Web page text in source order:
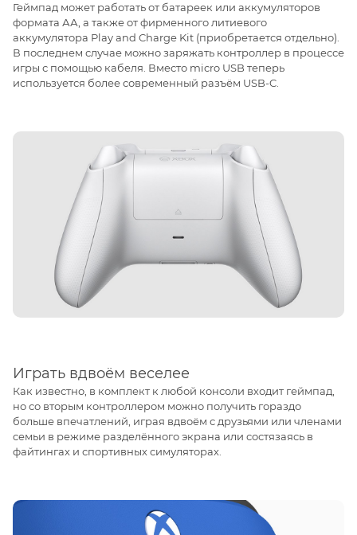
Геймпад может работать от батареек или аккумуляторов
формата АА, а также от фирменного литиевого
аккумулятора Play and Charge Kit (приобретается отдельно).
В последнем случае можно заряжать контроллер в процессе
игры с помощью кабеля. Вместо micro USB теперь
используется более современный разъём USB-C.
Играть вдвоём веселее
Как известно, в комплект к любой консоли входит геймпад,
но со вторым контроллером можно получить гораздо
больше впечатлений, играя вдвоём с друзьями или членами
семьи в режиме разделённого экрана или состязаясь в
файтингах и спортивных симуляторах.